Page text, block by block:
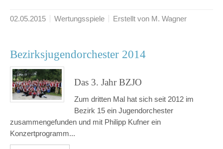
02.05.2015 Wertungsspiele Erstellt von M. Wagner
Bezirksjugendorchester 2014
Das 3. Jahr BZJO
Zum dritten Mal hat sich seit 2012 im
Bezirk 15 ein Jugendorchester
zusammengefunden und mit Philipp Kufner ein
Konzertprogramm...